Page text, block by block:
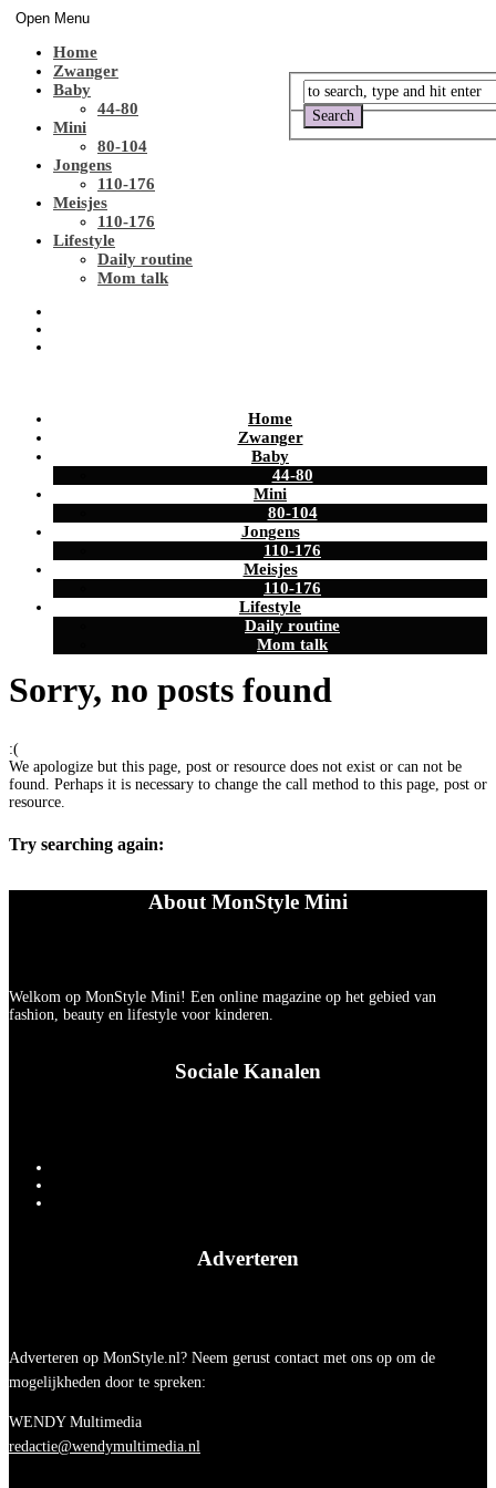
Open Menu
Home
Zwanger
Baby
44-80
Mini
80-104
Jongens
110-176
Meisjes
110-176
Lifestyle
Daily routine
Mom talk
Home
Zwanger
Baby
44-80
Mini
80-104
Jongens
110-176
Meisjes
110-176
Lifestyle
Daily routine
Mom talk
Sorry, no posts found
:(
We apologize but this page, post or resource does not exist or can not be
found. Perhaps it is necessary to change the call method to this page, post or
resource.
Try searching again:
About MonStyle Mini
Welkom op MonStyle Mini! Een online magazine op het gebied van
fashion, beauty en lifestyle voor kinderen.
Sociale Kanalen
Adverteren
Adverteren op MonStyle.nl? Neem gerust contact met ons op om de
mogelijkheden door te spreken:
WENDY Multimedia
redactie@wendymultimedia.nl